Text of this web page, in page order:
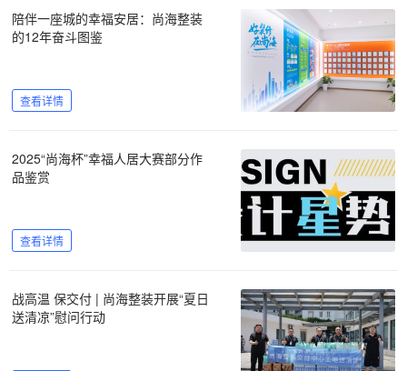
陪伴一座城的幸福安居：尚海整装
的12年奋斗图鉴
查看详情
2025“尚海杯”幸福人居大赛部分作
品鉴赏
查看详情
战高温 保交付 | 尚海整装开展“夏日
送清凉”慰问行动